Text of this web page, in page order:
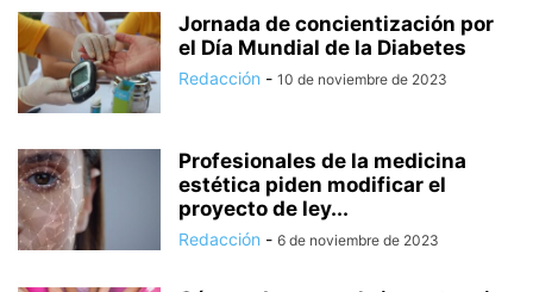
Jornada de concientización por
el Día Mundial de la Diabetes
Redacción - 10 de noviembre de 2023
Profesionales de la medicina
estética piden modificar el
proyecto de ley...
Redacción - 6 de noviembre de 2023